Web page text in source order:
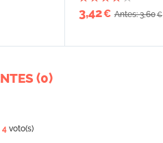
3,42€ Antes: 3,60€
(0)
4 voto(s)